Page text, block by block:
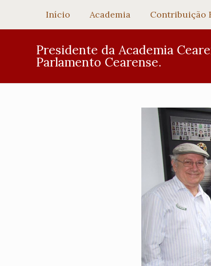
Início Academia Contribuição
Presidente da Academia
Parlamento Cearense.